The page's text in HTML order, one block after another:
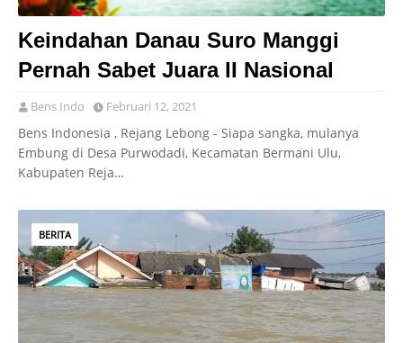
Keindahan Danau Suro Manggi
Pernah Sabet Juara II Nasional
Bens Indo Februari 12, 2021
Bens Indonesia , Rejang Lebong - Siapa sangka, mulanya
Embung di Desa Purwodadi, Kecamatan Bermani Ulu,
Kabupaten Reja…
BERITA